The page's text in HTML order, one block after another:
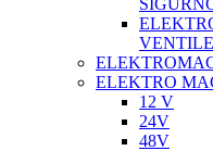
ELEKTRO
12 V
24V
48V